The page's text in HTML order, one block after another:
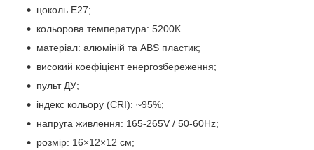
цоколь E27;
кольорова температура: 5200K
матеріал: алюміній та ABS пластик;
високий коефіцієнт енергозбереження;
пульт ДУ;
індекс кольору (CRI): ~95%;
напруга живлення: 165-265V / 50-60Hz;
розмір: 16×12×12 см;